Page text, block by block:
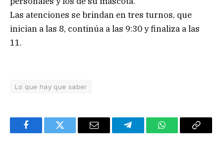
Las atenciones se brindan en tres turnos, que
inician a las 8, continúa a las 9:30 y finaliza a las
11.
Lo que hay que saber
FacebookTwitter Email TelegramWhatsAppCopy